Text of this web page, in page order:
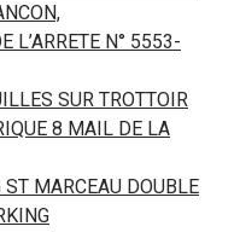
L’ARRETE N° 5553-
SUR TROTTOIR
8 MAIL DE LA
MARCEAU DOUBLE